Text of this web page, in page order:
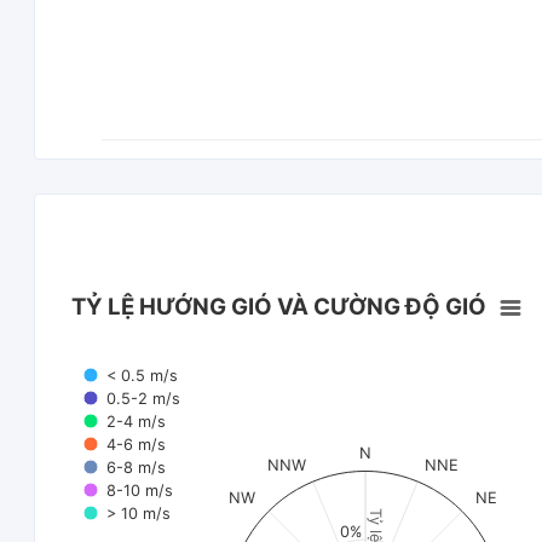
TỶ LỆ HƯỚNG GIÓ VÀ CƯỜNG ĐỘ GIÓ
< 0.5 m/s
0.5-2 m/s
2-4 m/s
4-6 m/s
6-8 m/s
8-10 m/s
> 10 m/s
N
NNE
NE
NW
NNW
0%